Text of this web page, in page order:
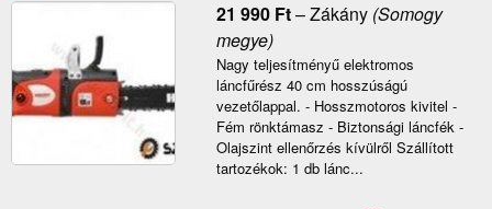
21 990 Ft–Zákány(Somogy
megye)
Nagy teljesítményű elektromos
láncfűrész 40 cm hosszúságú
vezetőlappal. - Hosszmotoros kivitel -
Fém rönktámasz - Biztonsági láncfék -
Olajszint ellenőrzés kívülről Szállított
tartozékok: 1 db lánc...